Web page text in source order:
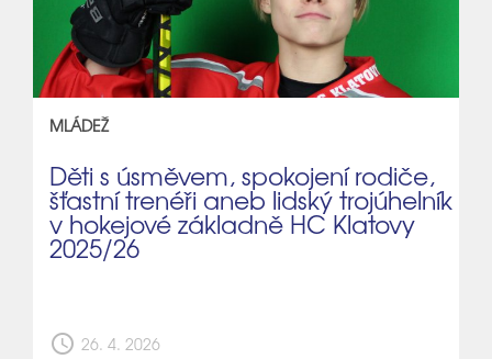
MLÁDEŽ
Děti s úsměvem, spokojení rodiče,
šťastní trenéři aneb lidský trojúhelník
v hokejové základně HC Klatovy
2025/26
schedule 26. 4. 2026